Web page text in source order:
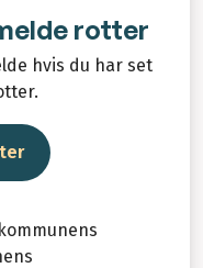
rotter
hvis du har set